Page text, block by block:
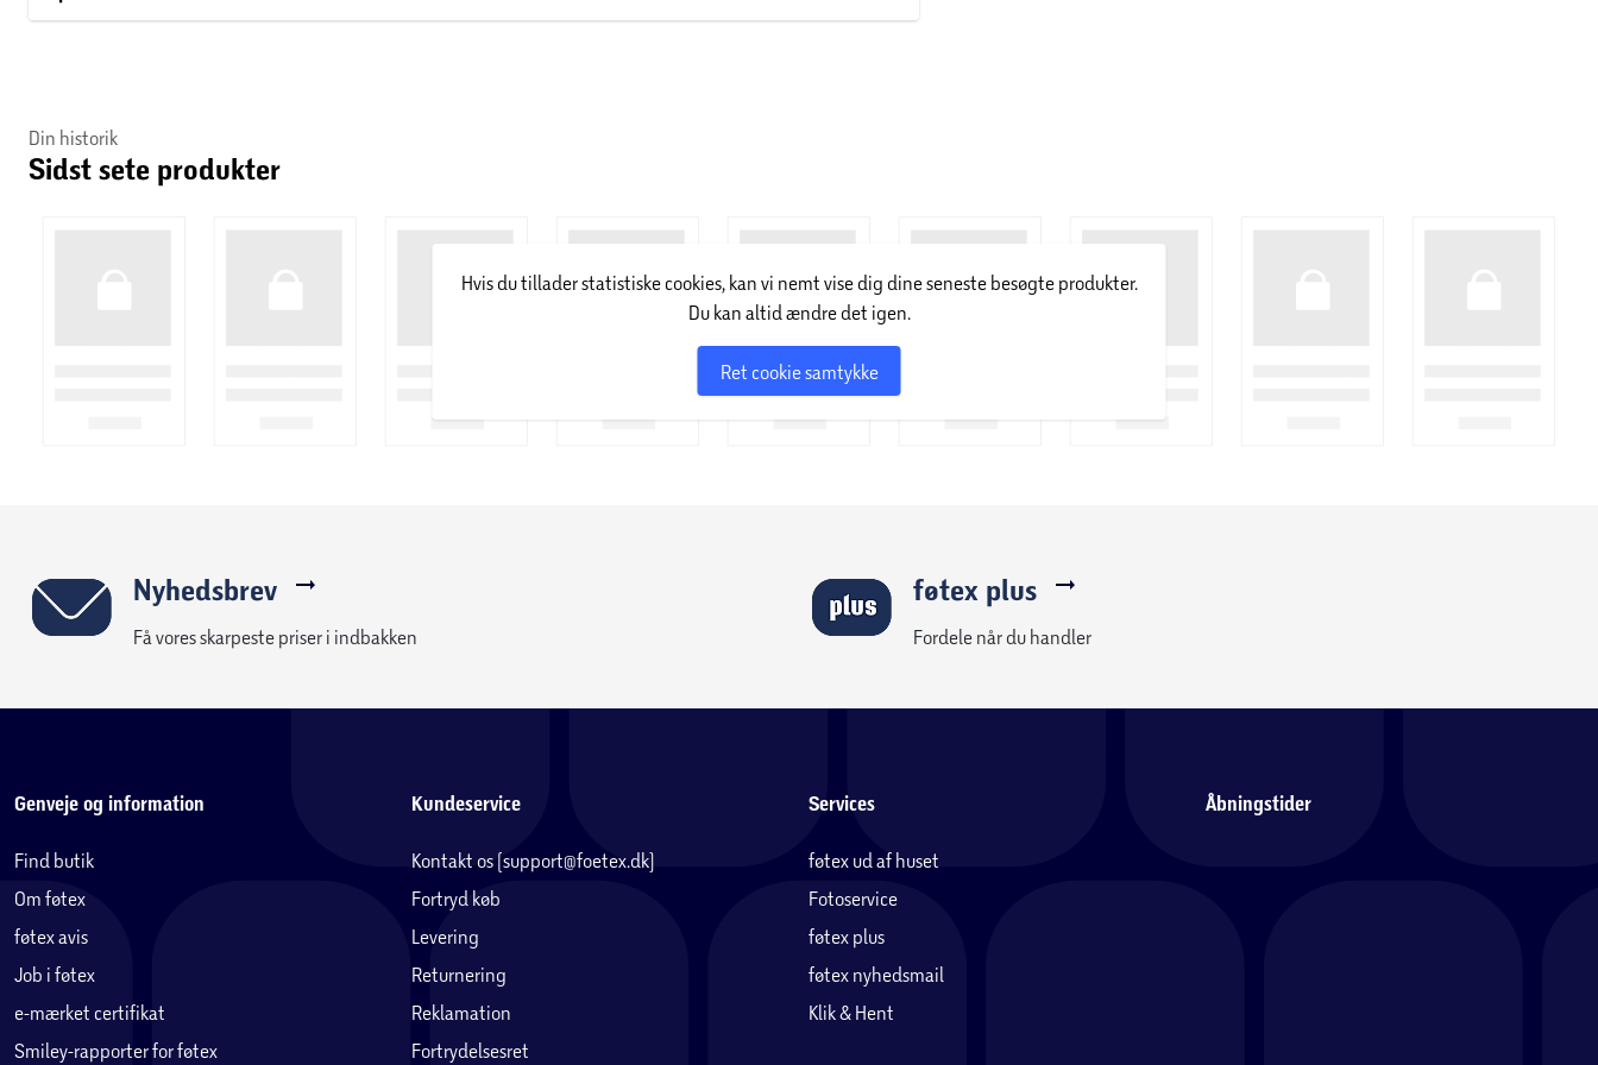
Din historik
Sidst sete produkter
Hvis du tillader statistiske cookies, kan vi nemt vise dig dine seneste besøgte produkter.
Du kan altid ændre det igen.
Ret cookie samtykke
Nyhedsbrev
Få vores skarpeste priser i indbakken
føtex plus
Fordele når du handler
Genveje og information
Find butik
Om føtex
føtex avis
Job i føtex
e-mærket certifikat
Smiley-rapporter for føtex
Kundeservice
Kontakt os (support@foetex.dk)
Fortryd køb
Levering
Returnering
Reklamation
Fortrydelsesret
Services
føtex ud af huset
Fotoservice
føtex plus
føtex nyhedsmail
Klik & Hent
Åbningstider